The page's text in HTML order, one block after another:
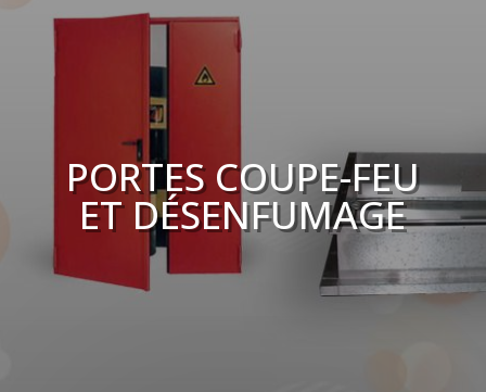
PORTES COUPE-FEU
ET DÉSENFUMAGE